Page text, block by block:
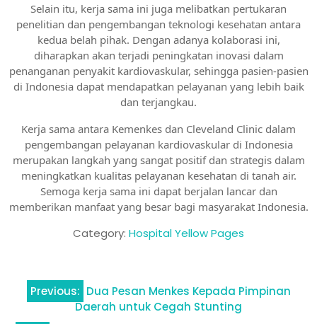
Selain itu, kerja sama ini juga melibatkan pertukaran
penelitian dan pengembangan teknologi kesehatan antara
kedua belah pihak. Dengan adanya kolaborasi ini,
diharapkan akan terjadi peningkatan inovasi dalam
penanganan penyakit kardiovaskular, sehingga pasien-pasien
di Indonesia dapat mendapatkan pelayanan yang lebih baik
dan terjangkau.
Kerja sama antara Kemenkes dan Cleveland Clinic dalam
pengembangan pelayanan kardiovaskular di Indonesia
merupakan langkah yang sangat positif dan strategis dalam
meningkatkan kualitas pelayanan kesehatan di tanah air.
Semoga kerja sama ini dapat berjalan lancar dan
memberikan manfaat yang besar bagi masyarakat Indonesia.
Category: Hospital Yellow Pages
Navigasi
pos
Previous: Dua Pesan Menkes Kepada Pimpinan
Daerah untuk Cegah Stunting